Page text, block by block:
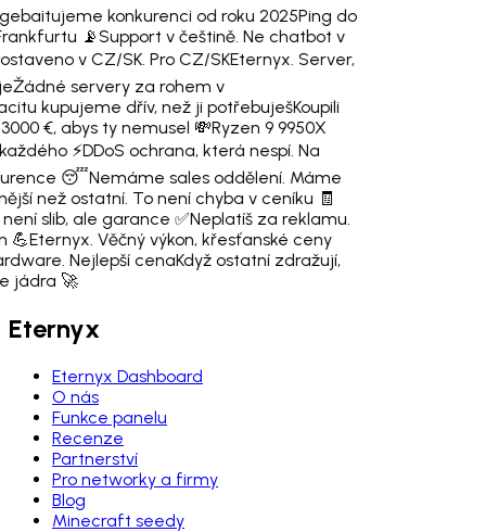
konkurenci od roku 2025Ping do
📡 Support v češtině. Ne chatbot v
v CZ/SK. Pro CZ/SKEternyx. Server,
Žádné servery za rohem v
kupujeme dřív, než ji potřebuješKoupili
€, abys ty nemusel 💸Ryzen 9 9950X
⚡DDoS ochrana, která nespí. Na
😴Nemáme sales oddělení. Máme
než ostatní. To není chyba v ceníku 🧾
slib, ale garance ✅Neplatíš za reklamu.
💪Eternyx. Věčný výkon, křesťanské ceny
Nejlepší cenaKdyž ostatní zdražují,
jádra 🚀
Eternyx
Eternyx Dashboard
O nás
Funkce panelu
Recenze
Partnerství
Pro networky a firmy
Blog
Minecraft seedy